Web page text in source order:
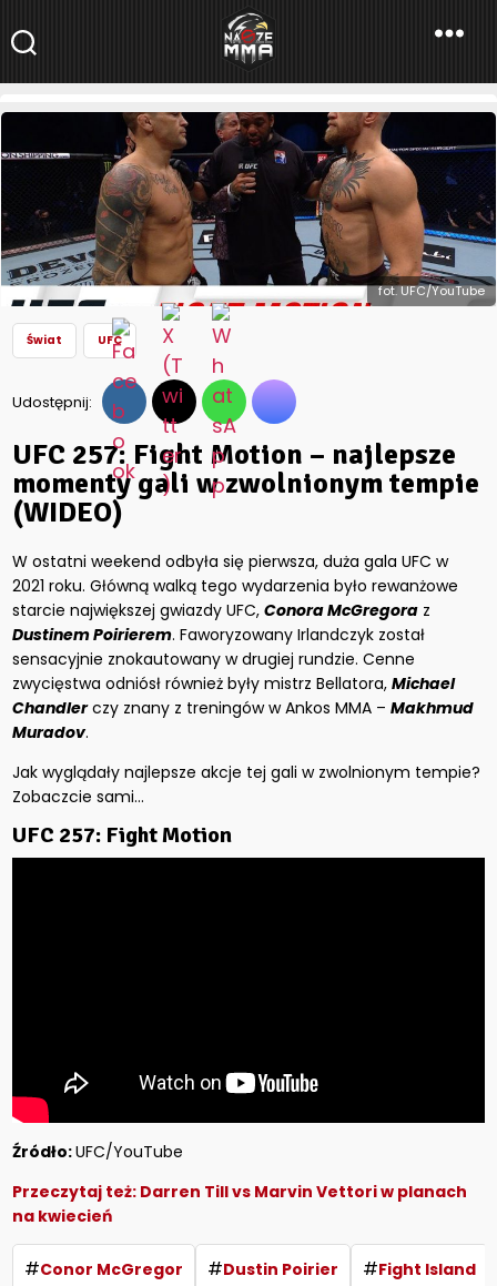
NaszeMMA
NaszeMMA.pl»Aktualności»Świat»UFC»UFC 257: Fight Motion –
najlepsze momenty gali w zwolnionym tempie (WIDEO)
fot. UFC/YouTube
Świat UFC
Udostępnij:
UFC 257: Fight Motion – najlepsze
momenty gali w zwolnionym tempie
(WIDEO)
W ostatni weekend odbyła się pierwsza, duża gala UFC w
2021 roku. Główną walką tego wydarzenia było rewanżowe
starcie największej gwiazdy UFC,Conora McGregora z
Dustinem Poirierem. Faworyzowany Irlandczyk został
sensacyjnie znokautowany w drugiej rundzie. Cenne
zwycięstwa odniósł również były mistrz Bellatora,Michael
Chandlerczy znany z treningów w Ankos MMA –Makhmud
Muradov.
Jak wyglądały najlepsze akcje tej gali w zwolnionym tempie?
Zobaczcie sami…
UFC 257: Fight Motion
Źródło:UFC/YouTube
Przeczytaj też: Darren Till vs Marvin Vettori w planach
na kwiecień
#Conor McGregor #Dustin Poirier #Fight Island